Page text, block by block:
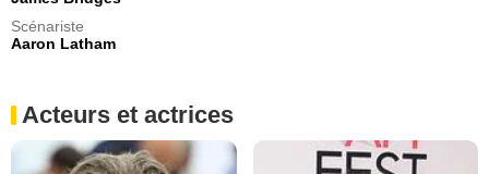
Scénariste
Aaron Latham
Acteurs et actrices